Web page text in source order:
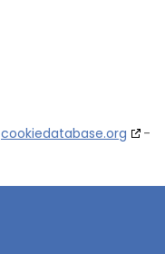
cookiedatabase.org
-